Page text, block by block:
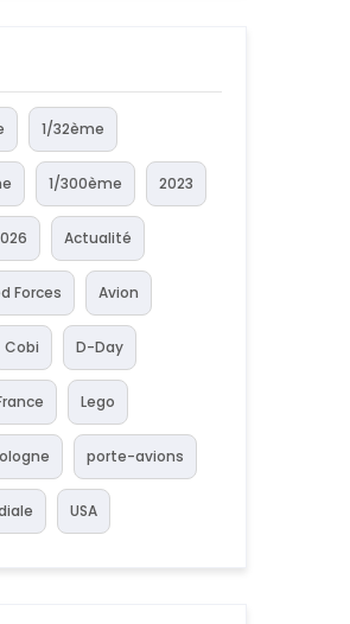
1/32ème
1/300ème 2023
Actualité
Forces Avion
Cobi D-Day
Lego
porte-avions
USA